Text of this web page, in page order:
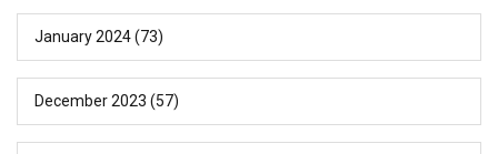
January 2024(73)
December 2023 (57)